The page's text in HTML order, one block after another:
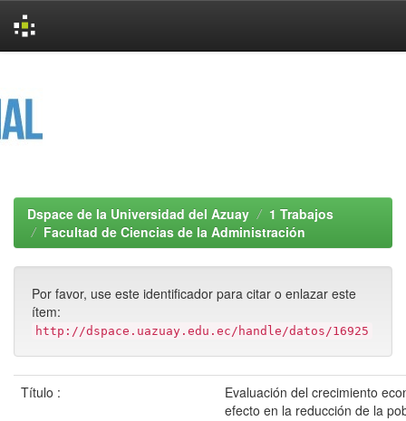
Dspace de la Universidad del Azuay
1 Trabajos
Facultad de Ciencias de la Administración
Por favor, use este identificador para citar o enlazar este
ítem:
http://dspace.uazuay.edu.ec/handle/datos/16925
Título :
Evaluación del crecimiento
efecto en la reducción de la